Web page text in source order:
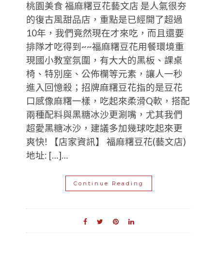
桃園美食 福麻糬豆花藝文店 是人氣很夯
的復古風甜品店，重點是已經開了超過
10年，我們竟然現在才來吃，而且還要
排隊才吃得到~~福麻糬豆花用餐環境重
現國小教室氛圍，有大大的黑板、課桌
椅、特別座、公佈欄等元素，讓人一秒
進入回憶殺；招牌麻糬豆花指的是豆花
口感像麻糬一樣，吃起來柔滑Q軟，搭配
兩種配料與黑糖冰沙更涮嘴，尤其我們
超愛黑糖冰沙，建議多加幾球吃起來更
爽快! 【店家資訊】 福麻糬豆花(藝文店)
地址: […]…
Continue Reading